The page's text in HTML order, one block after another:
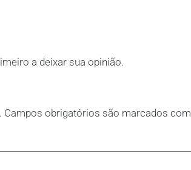
a deixar sua opinião.
Campos obrigatórios são marcados com